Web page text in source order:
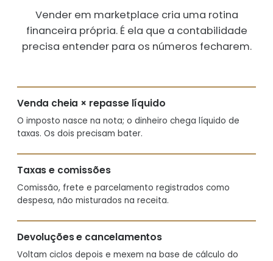
Vender em marketplace cria uma rotina
financeira própria. É ela que a contabilidade
precisa entender para os números fecharem.
Venda cheia × repasse líquido
O imposto nasce na nota; o dinheiro chega líquido de
taxas. Os dois precisam bater.
Taxas e comissões
Comissão, frete e parcelamento registrados como
despesa, não misturados na receita.
Devoluções e cancelamentos
Voltam ciclos depois e mexem na base de cálculo do